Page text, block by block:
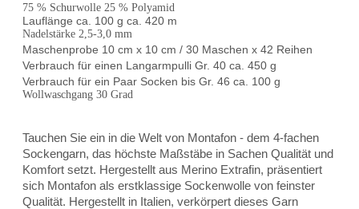
75 % Schurwolle 25 % Polyamid
Lauflänge ca. 100 g ca. 420 m
Nadelstärke 2,5-3,0 mm
Maschenprobe 10 cm x 10 cm / 30 Maschen x 42 Reihen
Verbrauch für einen Langarmpulli Gr. 40 ca. 450 g
Verbrauch für ein Paar Socken bis Gr. 46 ca. 100 g
Wollwaschgang 30 Grad
Tauchen Sie ein in die Welt von Montafon - dem 4-fachen
Sockengarn, das höchste Maßstäbe in Sachen Qualität und
Komfort setzt. Hergestellt aus Merino Extrafin, präsentiert
sich Montafon als erstklassige Sockenwolle von feinster
Qualität. Hergestellt in Italien, verkörpert dieses Garn